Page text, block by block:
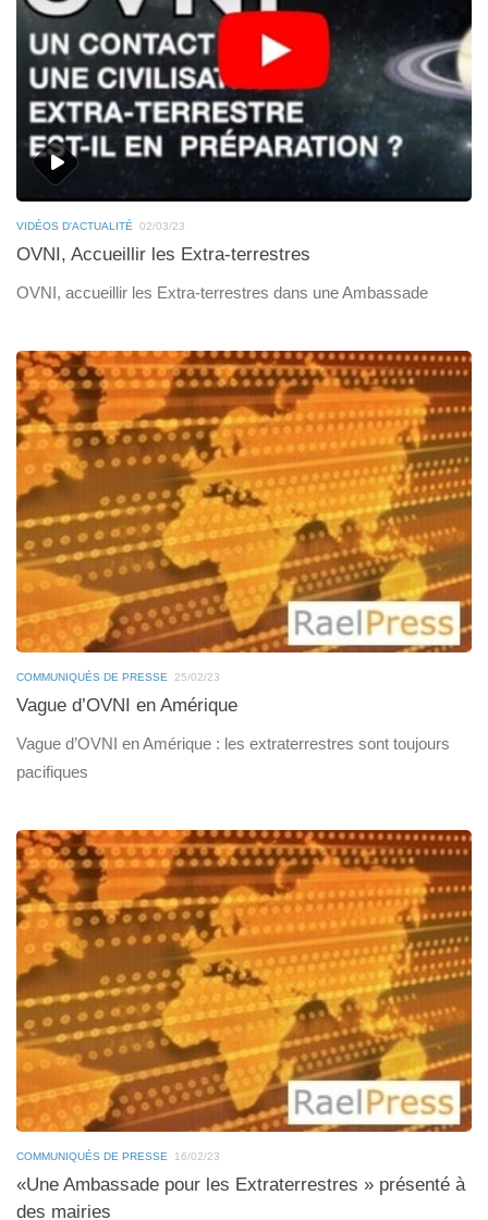
VIDÉOS D'ACTUALITÉ 02/03/23
OVNI, Accueillir les Extra-terrestres
OVNI, accueillir les Extra-terrestres dans une Ambassade
COMMUNIQUÉS DE PRESSE 25/02/23
Vague d’OVNI en Amérique
Vague d’OVNI en Amérique : les extraterrestres sont toujours
pacifiques
COMMUNIQUÉS DE PRESSE 16/02/23
«Une Ambassade pour les Extraterrestres » présenté à
des mairies